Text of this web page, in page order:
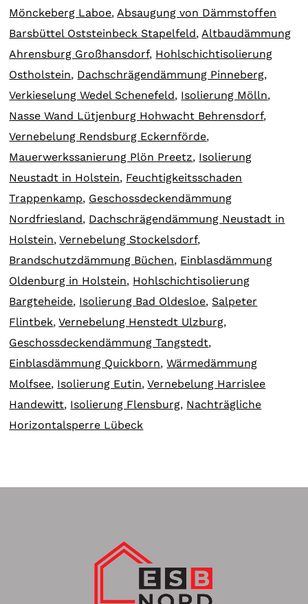
Mönckeberg Laboe,Absaugung von Dämmstoffen
Barsbüttel Oststeinbeck Stapelfeld,Altbaudämmung
Ahrensburg Großhansdorf, Hohlschichtisolierung
Ostholstein, Dachschrägendämmung Pinneberg,
Verkieselung Wedel Schenefeld, Isolierung Mölln,
Nasse Wand Lütjenburg Hohwacht Behrensdorf,
Vernebelung Rendsburg Eckernförde,
Mauerwerkssanierung Plön Preetz, Isolierung
Neustadt in Holstein, Feuchtigkeitsschaden
Trappenkamp, Geschossdeckendämmung
Nordfriesland, Dachschrägendämmung Neustadt in
Holstein,Vernebelung Stockelsdorf,
Brandschutzdämmung Büchen, Einblasdämmung
Oldenburg in Holstein, Hohlschichtisolierung
Bargteheide, Isolierung Bad Oldesloe, Salpeter
Flintbek,Vernebelung Henstedt Ulzburg,
Geschossdeckendämmung Tangstedt,
Einblasdämmung Quickborn,Wärmedämmung
Molfsee, Isolierung Eutin,Vernebelung Harrislee
Handewitt, Isolierung Flensburg, Nachträgliche
Horizontalsperre Lübeck